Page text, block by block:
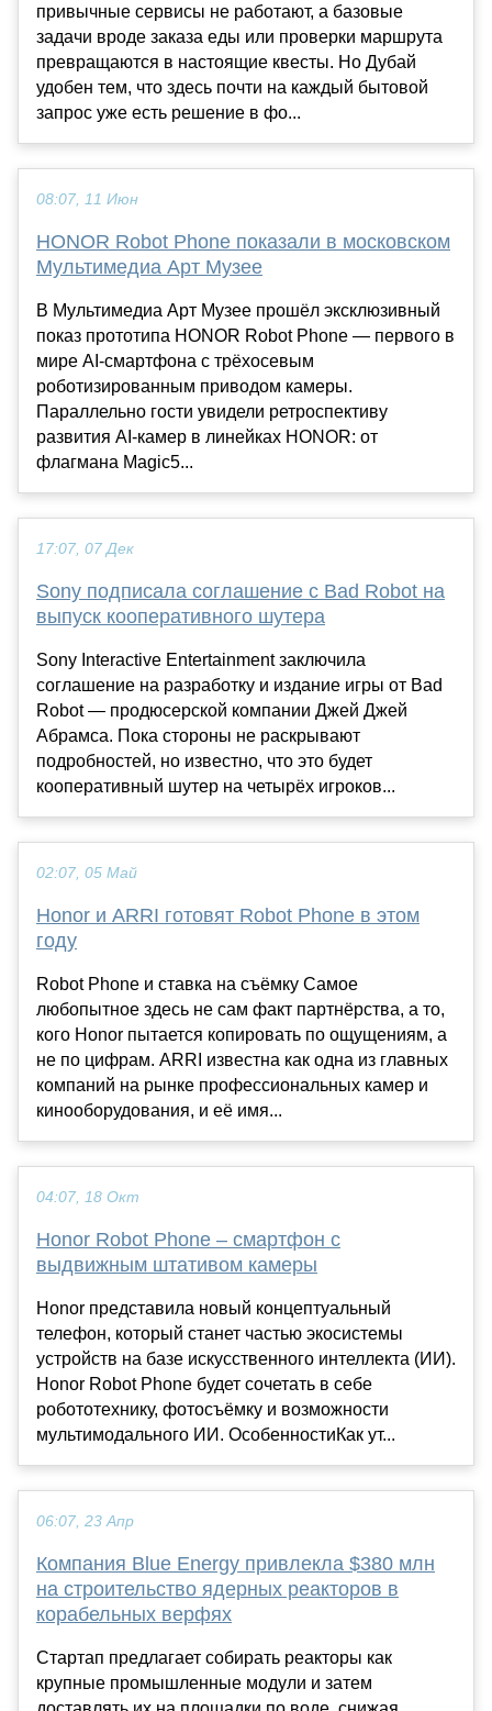
привычные сервисы не работают, а базовые
задачи вроде заказа еды или проверки маршрута
превращаются в настоящие квесты. Но Дубай
удобен тем, что здесь почти на каждый бытовой
запрос уже есть решение в фо...
08:07, 11 Июн
HONOR Robot Phone показали в московском
Мультимедиа Арт Музее
В Мультимедиа Арт Музее прошёл эксклюзивный
показ прототипа HONOR Robot Phone — первого в
мире AI-смартфона с трёхосевым
роботизированным приводом камеры.
Параллельно гости увидели ретроспективу
развития AI-камер в линейках HONOR: от
флагмана Magic5...
17:07, 07 Дек
Sony подписала соглашение с Bad Robot на
выпуск кооперативного шутера
Sony Interactive Entertainment заключила
соглашение на разработку и издание игры от Bad
Robot — продюсерской компании Джей Джей
Абрамса. Пока стороны не раскрывают
подробностей, но известно, что это будет
кооперативный шутер на четырёх игроков...
02:07, 05 Май
Honor и ARRI готовят Robot Phone в этом
году
Robot Phone и ставка на съёмку Самое
любопытное здесь не сам факт партнёрства, а то,
кого Honor пытается копировать по ощущениям, а
не по цифрам. ARRI известна как одна из главных
компаний на рынке профессиональных камер и
кинооборудования, и её имя...
04:07, 18 Окт
Honor Robot Phone – смартфон с
выдвижным штативом камеры
Honor представила новый концептуальный
телефон, который станет частью экосистемы
устройств на базе искусственного интеллекта (ИИ).
Honor Robot Phone будет сочетать в себе
робототехнику, фотосъёмку и возможности
мультимодального ИИ. ОсобенностиКак ут...
06:07, 23 Апр
Компания Blue Energy привлекла $380 млн
на строительство ядерных реакторов в
корабельных верфях
Стартап предлагает собирать реакторы как
крупные промышленные модули и затем